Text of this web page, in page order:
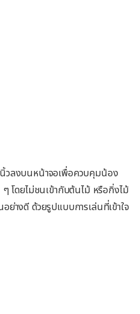
วลงบนหน้าจอเพื่อควบคุมน้อง
ๆ โดยไม่ชนเข้ากับต้นไม้ หรือกิ่งไม้
ย่างดี ด้วยรูปแบบการเล่นที่เข้าใจ